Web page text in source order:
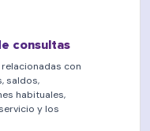
consultas
con
saldos,
habituales,
y los